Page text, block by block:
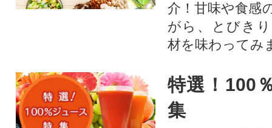
介！甘味や食感
がら、とびき
材を味わってみ
特選！100
集